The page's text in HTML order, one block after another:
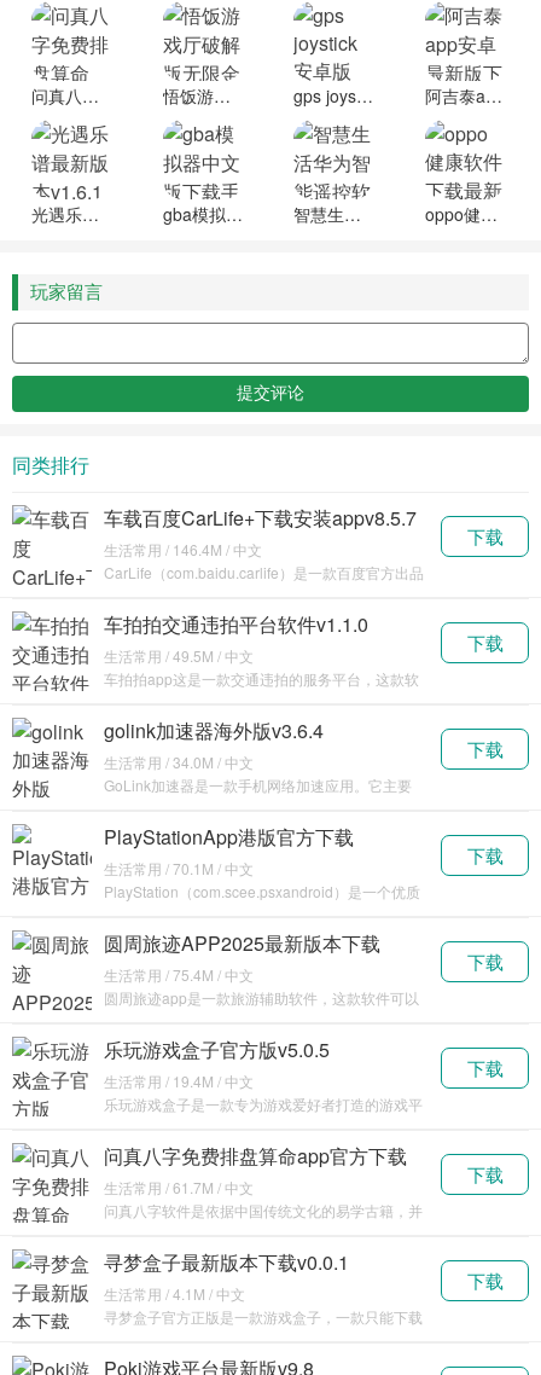
问真八字免费排盘算命app官方下载 悟饭游戏厅破解版无限金手指2025 gps joystick安卓版 阿吉泰app安卓最新版下载
光遇乐谱最新版本 gba模拟器中文版下载手机版 智慧生活华为智能遥控软件官方正版下载 oppo健康软件下载最新版
玩家留言
同类排行
车载百度CarLife+下载安装appv8.5.7
生活常用 / 146.4M / 中文
CarLife（com.baidu.carlife）是一款百度官方出品
下载
车拍拍交通违拍平台软件v1.1.0
生活常用 / 49.5M / 中文
车拍拍app这是一款交通违拍的服务平台，这款软
下载
golink加速器海外版v3.6.4
生活常用 / 34.0M / 中文
GoLink加速器是一款手机网络加速应用。它主要
下载
PlayStationApp港版官方下载
v24.11.0
生活常用 / 70.1M / 中文
PlayStation（com.scee.psxandroid）是一个优质
下载
圆周旅迹APP2025最新版本下载
v1.0.1
生活常用 / 75.4M / 中文
圆周旅迹app是一款旅游辅助软件，这款软件可以
下载
乐玩游戏盒子官方版v5.0.5
生活常用 / 19.4M / 中文
乐玩游戏盒子是一款专为游戏爱好者打造的游戏平
下载
问真八字免费排盘算命app官方下载
v2.4.9
生活常用 / 61.7M / 中文
问真八字软件是依据中国传统文化的易学古籍，并
下载
寻梦盒子最新版本下载v0.0.1
生活常用 / 4.1M / 中文
寻梦盒子官方正版是一款游戏盒子，一款只能下载
下载
Poki游戏平台最新版v9.8